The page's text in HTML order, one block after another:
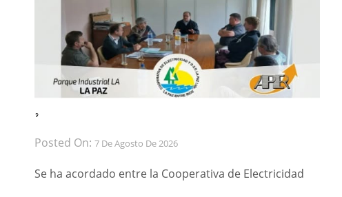
́ ́
Posted On: 7 De Agosto De 2026
Se ha acordado entre la Cooperativa de Electricidad